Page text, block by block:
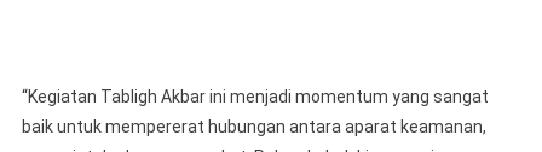
“Kegiatan Tabligh Akbar ini menjadi momentum yang sangat
baik untuk mempererat hubungan antara aparat keamanan,